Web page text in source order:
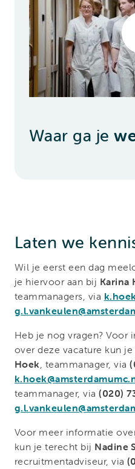
Waar ga je
Laten we
Wil je eerst een dag
je hiervoor aan bij Karina
teammanagers, via
Heb je nog vragen?
over deze vacature kun
Hoek, teammanager, via
teammanager, via (020)
Voor meer informatie
kun je terecht bij Nadine
recruitmentadviseur, via